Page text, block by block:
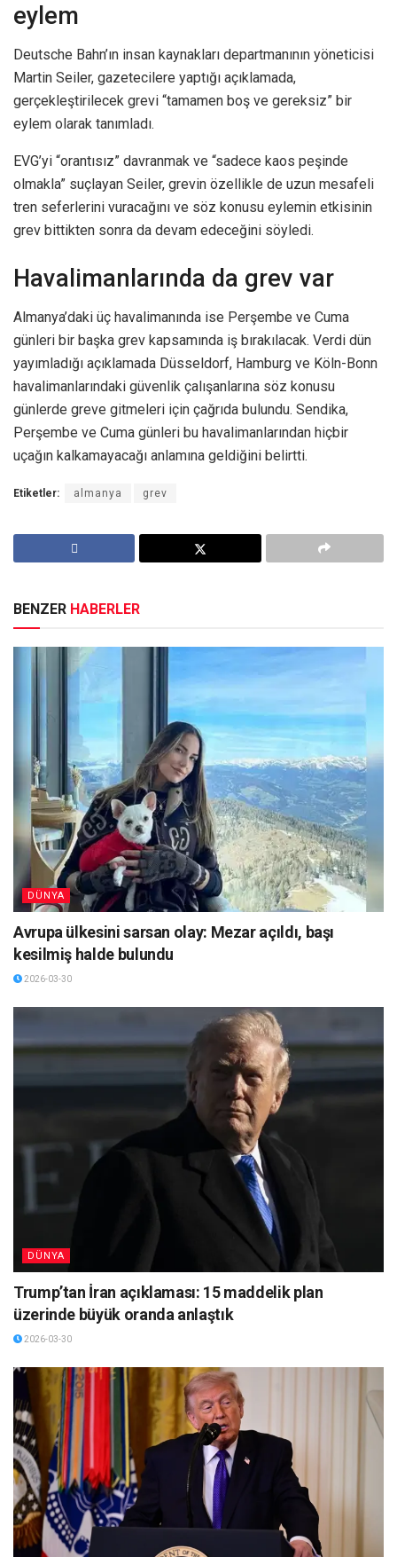
eylem
Deutsche Bahn’ın insan kaynakları departmanının yöneticisi
Martin Seiler, gazetecilere yaptığı açıklamada,
gerçekleştirilecek grevi “tamamen boş ve gereksiz” bir
eylem olarak tanımladı.
EVG’yi “orantısız” davranmak ve “sadece kaos peşinde
olmakla” suçlayan Seiler, grevin özellikle de uzun mesafeli
tren seferlerini vuracağını ve söz konusu eylemin etkisinin
grev bittikten sonra da devam edeceğini söyledi.
Havalimanlarında da grev var
Almanya’daki üç havalimanında ise Perşembe ve Cuma
günleri bir başka grev kapsamında iş bırakılacak. Verdi dün
yayımladığı açıklamada Düsseldorf, Hamburg ve Köln-Bonn
havalimanlarındaki güvenlik çalışanlarına söz konusu
günlerde greve gitmeleri için çağrıda bulundu. Sendika,
Perşembe ve Cuma günleri bu havalimanlarından hiçbir
uçağın kalkamayacağı anlamına geldiğini belirtti.
Etiketler: almanya grev
BENZER HABERLER
DÜNYA
Avrupa ülkesini sarsan olay: Mezar açıldı, başı
kesilmiş halde bulundu
2026-03-30
DÜNYA
Trump’tan İran açıklaması: 15 maddelik plan
üzerinde büyük oranda anlaştık
2026-03-30